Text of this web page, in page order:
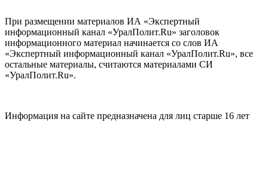
При размещении материалов ИА «Экспертный
информационный канал «УралПолит.Ru» заголовок
информационного материал начинается со слов ИА
«Экспертный информационный канал «УралПолит.Ru», все
остальные материалы, считаются материалами СИ
«УралПолит.Ru».
Информация на сайте предназначена для лиц старше 16 лет